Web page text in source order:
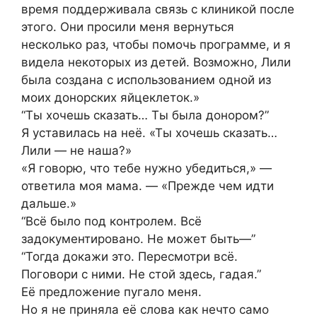
время поддерживала связь с клиникой после
этого. Они просили меня вернуться
несколько раз, чтобы помочь программе, и я
видела некоторых из детей. Возможно, Лили
была создана с использованием одной из
моих донорских яйцеклеток.»
“Ты хочешь сказать… Ты была донором?”
Я уставилась на неё. «Ты хочешь сказать…
Лили — не наша?»
«Я говорю, что тебе нужно убедиться,» —
ответила моя мама. — «Прежде чем идти
дальше.»
“Всё было под контролем. Всё
задокументировано. Не может быть—”
“Тогда докажи это. Пересмотри всё.
Поговори с ними. Не стой здесь, гадая.”
Её предложение пугало меня.
Но я не приняла её слова как нечто само